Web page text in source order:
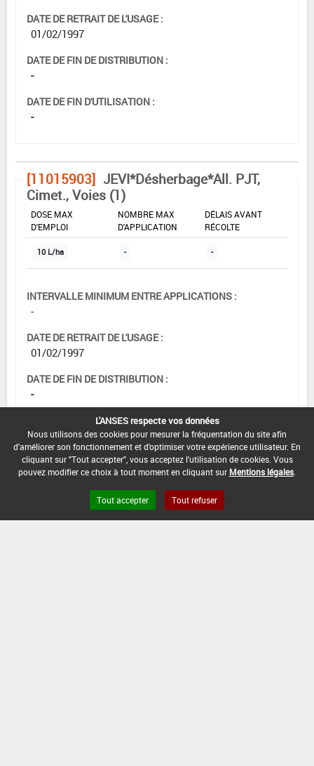
DATE DE RETRAIT DE L'USAGE :
01/02/1997
DATE DE FIN DE DISTRIBUTION :
-
DATE DE FIN D'UTILISATION :
-
[11015903] JEVI*Désherbage*All. PJT,
Cimet., Voies (1)
DOSE MAX
D'EMPLOI
NOMBRE MAX
D'APPLICATION
DÉLAIS AVANT
RÉCOLTE
10 L/ha - -
INTERVALLE MINIMUM ENTRE APPLICATIONS :
-
DATE DE RETRAIT DE L'USAGE :
01/02/1997
DATE DE FIN DE DISTRIBUTION :
-
DATE DE FIN D'UTILISATION :
-
L'ANSES respecte vos données
Nous utilisons des cookies pour mesurer la fréquentation du site afin
d'améliorer son fonctionnement et d'optimiser votre expérience utilisateur. En
cliquant sur "Tout accepter", vous acceptez l'utilisation de cookies. Vous
pouvez modifier ce choix à tout moment en cliquant sur Mentions légales
Tout accepter Tout refuser